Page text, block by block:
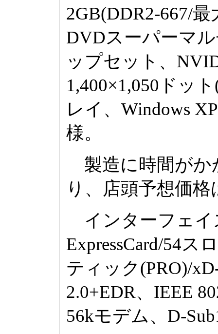
2GB(DDR2-667/
DVDスーパーマル
ップセット、
1,400×1,050ドッ
レイ、Windows
様。
製造に時間がか
り、店頭予想価
インターフェイ
ExpressCard/54ス
ティック(PRO)/
2.0+EDR、IEEE
56kモデム、D-